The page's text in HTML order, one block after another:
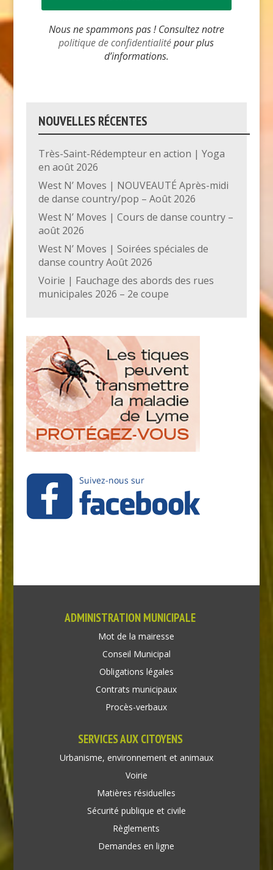
Nous ne spammons pas ! Consultez notre
politique de confidentialitépour plus
d’informations.
NOUVELLES RÉCENTES
Très-Saint-Rédempteur en action | Yoga
en août 2026
West N’ Moves | NOUVEAUTÉ Après-midi
de danse country/pop – Août 2026
West N’ Moves | Cours de danse country –
août 2026
West N’ Moves | Soirées spéciales de
danse country Août 2026
Voirie | Fauchage des abords des rues
municipales 2026 – 2e coupe
ADMINISTRATION MUNICIPALE
Mot de la mairesse
Conseil Municipal
Obligations légales
Contrats municipaux
Procès-verbaux
SERVICES AUX CITOYENS
Urbanisme, environnement et animaux
Voirie
Matières résiduelles
Sécurité publique et civile
Règlements
Demandes en ligne